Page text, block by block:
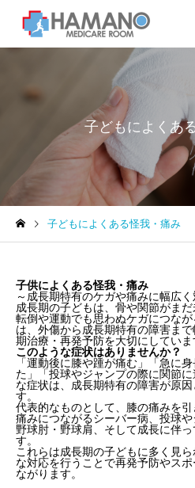
子どもによくあ
子どもによくある怪我・痛み
子供によくある怪我・痛み
～成長期特有のケガや痛みに幅広く
成長期の子どもは、骨や関節がま
転倒や運動でも思わぬケガにつな
は、外傷から成長期特有の障害ま
期治療・再発予防を大切にしていま
このような症状はありませんか？
「運動後に膝や踵が痛む」「急に
た」「投球やジャンプの際に関節
な症状は、成長期特有の障害が原
す。
代表的なものとして、膝の痛みを
痛みにつながるシーバー病、投球
野球肘・野球肩、そして成長に伴
す。
これらは成長期の子どもに多く見
な対応を行うことで再発予防やス
ながります。